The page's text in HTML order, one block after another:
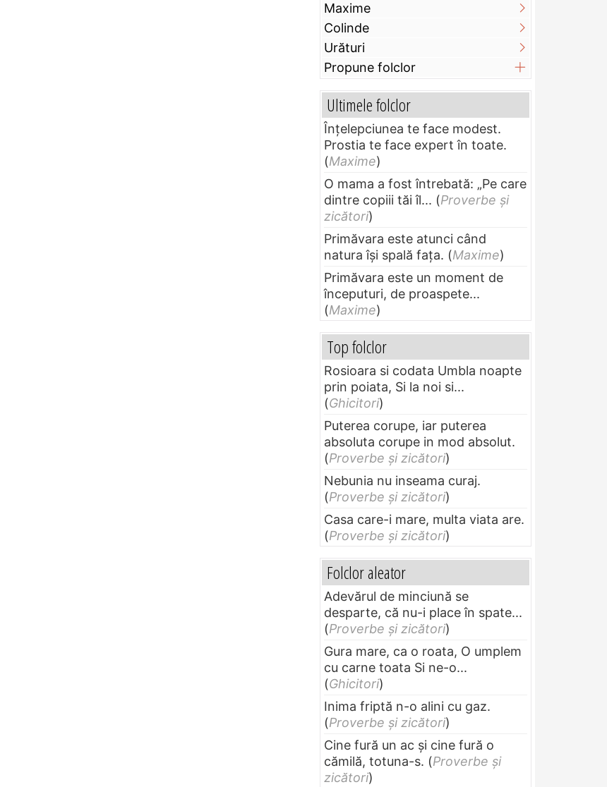
Maxime
Colinde
Urături
Propune folclor
Ultimele folclor
Înțelepciunea te face modest.
Prostia te face expert în toate.
(Maxime)
O mama a fost întrebată: „Pe care
dintre copiii tăi îl... (Proverbe și
zicători)
Primăvara este atunci când
natura își spală fața. (Maxime)
Primăvara este un moment de
începuturi, de proaspete...
(Maxime)
Top folclor
Rosioara si codata Umbla noapte
prin poiata, Si la noi si...
(Ghicitori)
Puterea corupe, iar puterea
absoluta corupe in mod absolut.
(Proverbe și zicători)
Nebunia nu inseama curaj.
(Proverbe și zicători)
Casa care-i mare, multa viata are.
(Proverbe și zicători)
Folclor aleator
Adevărul de minciună se
desparte, că nu-i place în spate...
(Proverbe și zicători)
Gura mare, ca o roata, O umplem
cu carne toata Si ne-o...
(Ghicitori)
Inima friptă n-o alini cu gaz.
(Proverbe și zicători)
Cine fură un ac şi cine fură o
cămilă, totuna-s. (Proverbe și
zicători)